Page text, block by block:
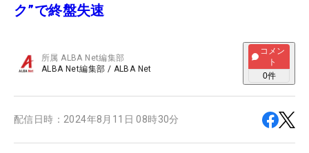
ク”で終盤失速
所属ALBA Net編集部
ALBA Net編集部 / ALBA Net
コメン
ト
0件
配信日時： 2024年8月11日 08時30分